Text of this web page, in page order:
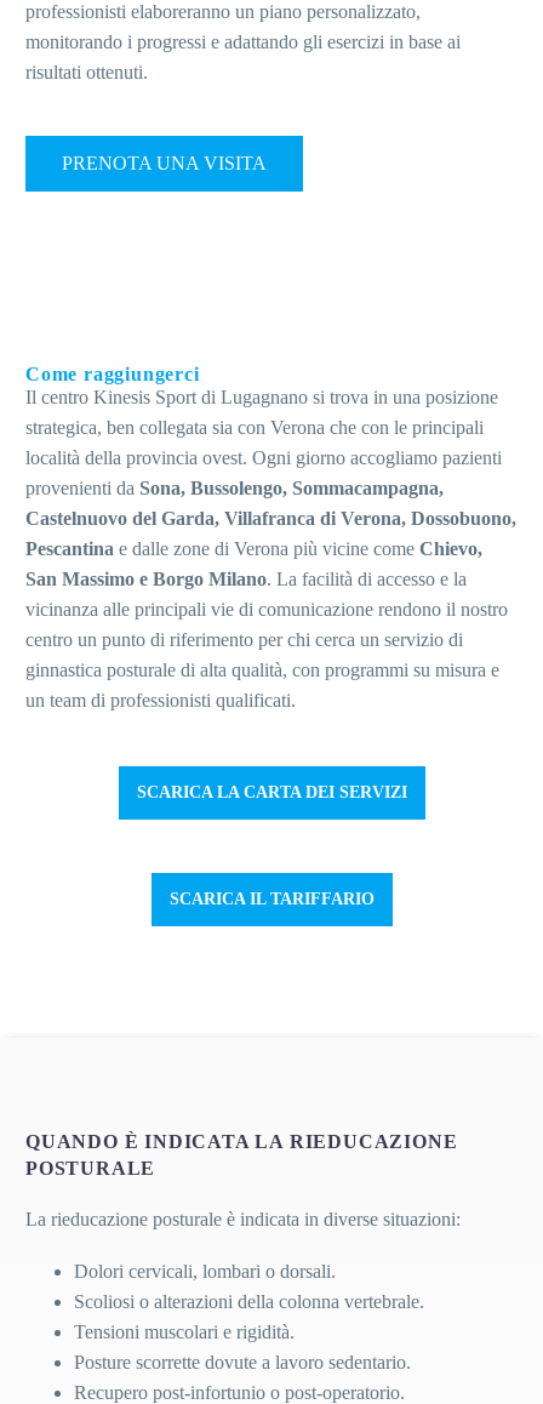
professionisti elaboreranno un piano personalizzato,
monitorando i progressi e adattando gli esercizi in base ai
risultati ottenuti.
PRENOTA UNA VISITA
Come raggiungerci
Il centro Kinesis Sport di Lugagnano si trova in una posizione
strategica, ben collegata sia con Verona che con le principali
località della provincia ovest. Ogni giorno accogliamo pazienti
provenienti da Sona, Bussolengo, Sommacampagna,
Castelnuovo del Garda, Villafranca di Verona, Dossobuono,
Pescantina e dalle zone di Verona più vicine come Chievo,
San Massimo e Borgo Milano. La facilità di accesso e la
vicinanza alle principali vie di comunicazione rendono il nostro
centro un punto di riferimento per chi cerca un servizio di
ginnastica posturale di alta qualità, con programmi su misura e
un team di professionisti qualificati.
SCARICA LA CARTA DEI SERVIZI
SCARICA IL TARIFFARIO
QUANDO È INDICATA LA RIEDUCAZIONE
POSTURALE
La rieducazione posturale è indicata in diverse situazioni:
Dolori cervicali, lombari o dorsali.
Scoliosi o alterazioni della colonna vertebrale.
Tensioni muscolari e rigidità.
Posture scorrette dovute a lavoro sedentario.
Recupero post-infortunio o post-operatorio.